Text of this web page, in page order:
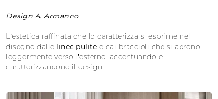
Design A. Armanno
L’estetica raffinata che lo caratterizza si esprime nel
disegno dalle linee pulite e dai braccioli che si aprono
leggermente verso l’esterno, accentuando e
caratterizzandone il design.